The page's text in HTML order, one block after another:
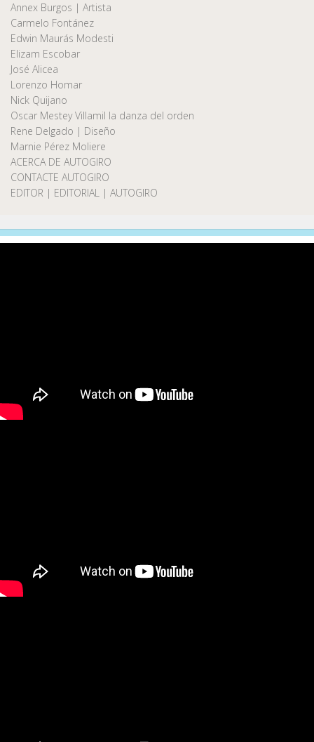
Annex Burgos | Artista
Carmelo Fontánez
Edwin Maurás Modesti
Elizam Escobar
José Alicea
Lorenzo Homar
Nick Quijano
Oscar Mestey Villamil la danza del orden
Rene Delgado | Diseño
Marnie Pérez Moliere
ACERCA DE AUTOGIRO
CONTACTE AUTOGIRO
EDITOR | EDITORIAL | AUTOGIRO